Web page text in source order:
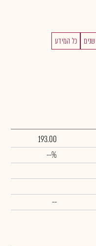
כל המידע
193.00
--%
--